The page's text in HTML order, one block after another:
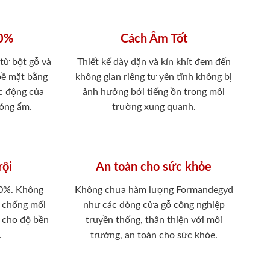
bột gỗ và
mặt bằng
động của
ẩm.
Cách Âm Tốt
Thiết kế dày dặn và kín khít đem đến
không gian riêng tư yên tĩnh không bị
ảnh hưởng bới tiếng ồn trong môi
trường xung quanh.
Không
mối
độ bền
An toàn cho sức khỏe
Không chưa hàm lượng Formandegyd
như các dòng cửa gỗ công nghiệp
truyền thống, thân thiện với môi
trường, an toàn cho sức khỏe.